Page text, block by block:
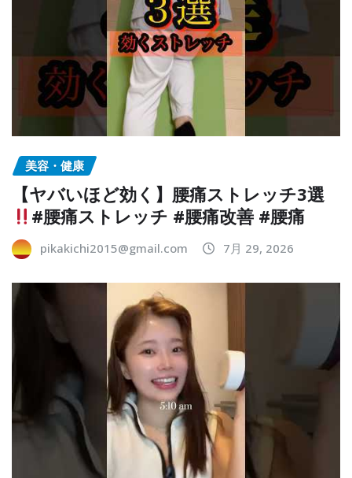
美容・健康
【ヤバいほど効く】腰痛ストレッチ3選
#腰痛ストレッチ #腰痛改善 #腰痛
pikakichi2015@gmail.com 7月 29, 2026